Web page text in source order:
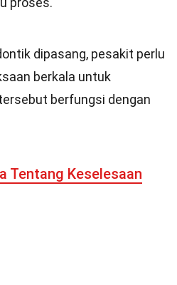
dipasang, pesakit perlu
berkala untuk
berfungsi dengan
Tentang Keselesaan